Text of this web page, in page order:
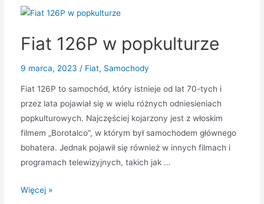
Samochodu
Fiat 126P w popkulturze
9 marca, 2023 / Fiat, Samochody
Fiat 126P to samochód, który istnieje od lat 70-tych i
przez lata pojawiał się w wielu różnych odniesieniach
popkulturowych. Najczęściej kojarzony jest z włoskim
filmem „Borotalco”, w którym był samochodem głównego
bohatera. Jednak pojawił się również w innych filmach i
programach telewizyjnych, takich jak …
Fiat
Więcej »